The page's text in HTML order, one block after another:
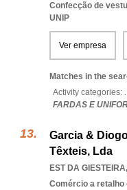
Confecção de
UNIP
Ver empresa
Matches in the
Activity categories:
FARDAS E
Garcia &
Têxteis, Lda
EST DA
Comércio a retalho